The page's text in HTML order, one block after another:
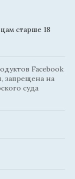
старше 18
Facebook
запрещена на
суда